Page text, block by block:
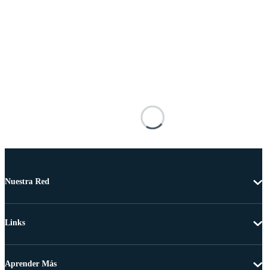
Nuestra Red
Links
Aprender Más